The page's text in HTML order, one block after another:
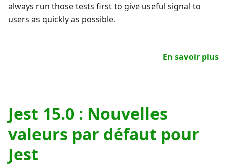
always run those tests first to give useful signal to
users as quickly as possible.
En savoir plus
Jest 15.0 : Nouvelles
valeurs par défaut pour
Jest